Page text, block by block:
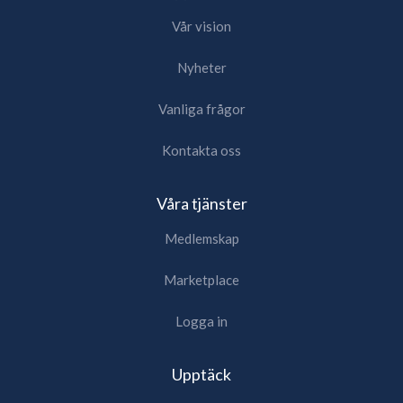
riktigt bra plaggen, vare sig dessa vill följa eller sätta
Hur BikBok och dess leverantörer ska agera
förhållanden, regleras av Varner-Gruppens etiska
dokumentera hur de arbetar för att försäkra att
den som vill ha mer information går det att ta
International, som är en av världens äldsta och
största organisationer som arbetar för barns
flickors rättigheter och lyfta ut dessa, samt personer
Vår vision
Nyheter
Vanliga frågor
Kontakta oss
Våra tjänster
Medlemskap
Marketplace
Logga in
Upptäck